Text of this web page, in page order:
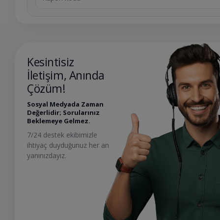
Kesintisiz
İletişim, Anında
Çözüm!
Sosyal Medyada Zaman
Değerlidir; Sorularınız
Beklemeye Gelmez.
7/24 destek ekibimizle
ihtiyaç duyduğunuz her an
yanınızdayız.